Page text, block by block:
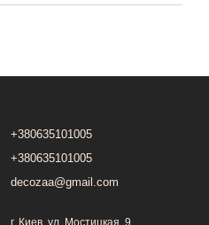
+380635101005
+380635101005
decozaa@gmail.com
г. Киев, ул. Мостицкая, 9